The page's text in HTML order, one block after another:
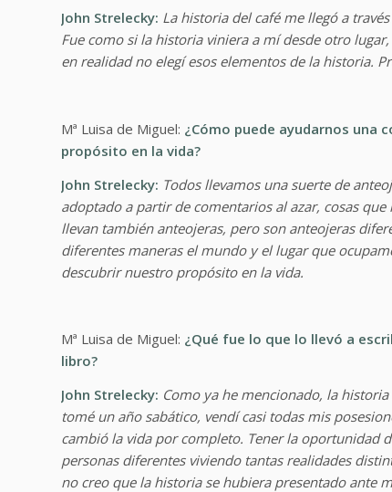
John Strelecky: La historia del café me llegó a
Fue como si la historia viniera a mí desde otro
en realidad no elegí esos elementos de la historia.
Mª Luisa de Miguel: ¿Cómo puede ayudarnos una
propósito en la vida?
John Strelecky: Todos llevamos una suerte de
adoptado a partir de comentarios al azar, cosas
llevan también anteojeras, pero son anteojeras
diferentes maneras el mundo y el lugar que
descubrir nuestro propósito en la vida.
Mª Luisa de Miguel: ¿Qué fue lo que lo llevó a
libro?
John Strelecky: Como ya he mencionado, la
tomé un año sabático, vendí casi todas mis
cambió la vida por completo. Tener la oportunidad
personas diferentes viviendo tantas realidades
no creo que la historia se hubiera presentado ante